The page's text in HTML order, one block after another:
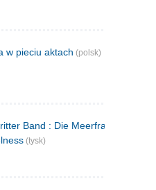
w pieciu aktach (polsk)
Band : Die Meerfrau ; Hedda
(tysk)